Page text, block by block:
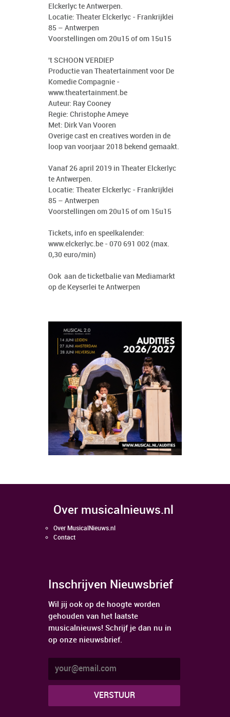
Elckerlyc te Antwerpen.
Locatie: Theater Elckerlyc - Frankrijklei
85 – Antwerpen
Voorstellingen om 20u15 of om 15u15
't SCHOON VERDIEP
Productie van Theatertainment voor De
Komedie Compagnie -
www.theatertainment.be
Auteur: Ray Cooney
Regie: Christophe Ameye
Met: Dirk Van Vooren
Overige cast en creatives worden in de
loop van voorjaar 2018 bekend gemaakt.
Vanaf 26 april 2019 in Theater Elckerlyc
te Antwerpen.
Locatie: Theater Elckerlyc - Frankrijklei
85 – Antwerpen
Voorstellingen om 20u15 of om 15u15
Tickets, info en speelkalender:
www.elckerlyc.be - 070 691 002 (max.
0,30 euro/min)
Ook aan de ticketbalie van Mediamarkt
op de Keyserlei te Antwerpen
over musicalnieuws.nl
Over MusicalNieuws.nl
Contact
Inschrijven Nieuwsbrief
Wil jij ook op de hoogte worden
gehouden van het laatste
musicalnieuws! Schrijf je dan nu in
op onze nieuwsbrief.